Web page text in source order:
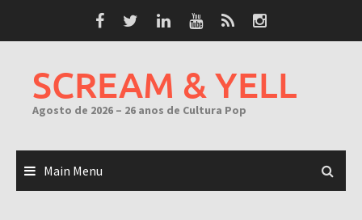
SCREAM & YELL
Agosto de 2026 – 26 anos de Cultura Pop
Main Menu